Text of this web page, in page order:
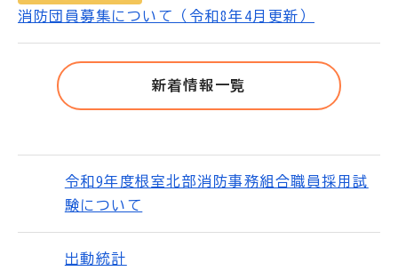
消防団員募集について（令和8年4月更新）
新着情報一覧
令和9年度根室北部消防事務組合職員採用試
験について
出動統計